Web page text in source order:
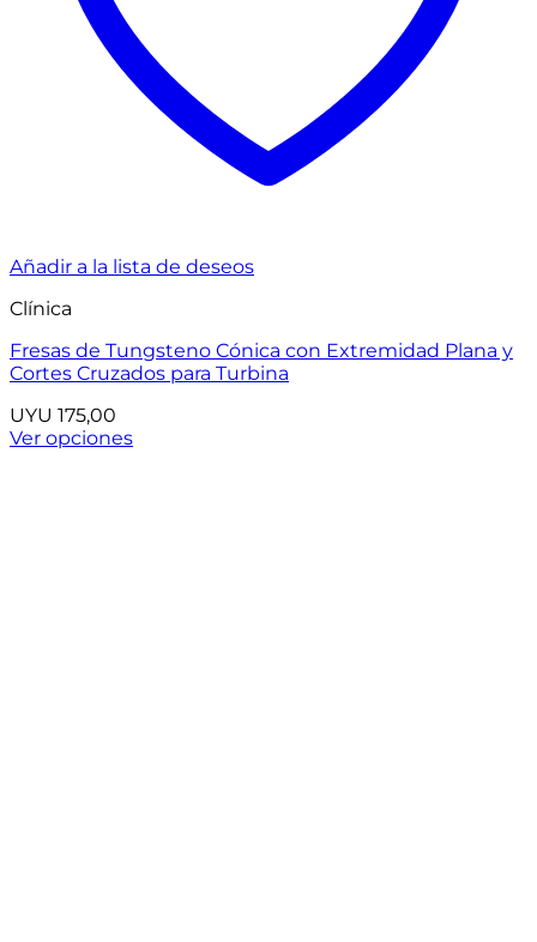
Añadir a la lista de deseos
Clínica
Fresas de Tungsteno Cónica con Extremidad Plana y
Cortes Cruzados para Turbina
UYU 175,00
Ver opciones